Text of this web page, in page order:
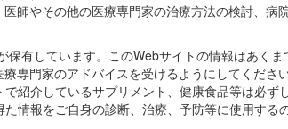
師やその他の医療専門家の治療方法の検討、
保有しています。このWebサイトの情報はあく
専門家のアドバイスを受けるようにしてくだ
紹介しているサプリメント、健康食品等は必
情報をご自身の診断、治療、予防等に使用す